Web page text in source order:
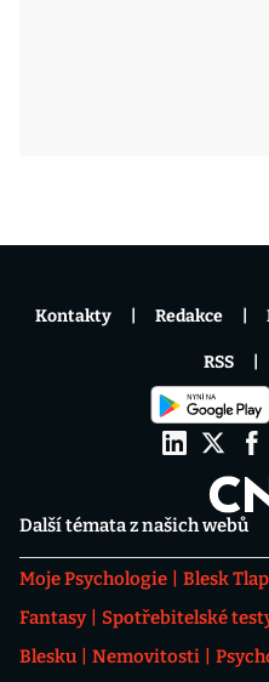
Další témata z našich webů
Moje Psychologie Blesk
Fantasy
Spotřebitelské
Blesku
Nemovitosti
Kontakty Redakce
RSS